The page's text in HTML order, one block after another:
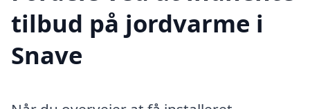
tilbud på jordvarme i
Snave